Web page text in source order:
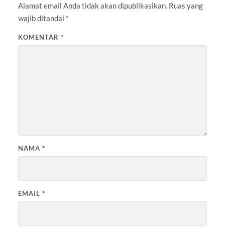
Alamat email Anda tidak akan dipublikasikan. Ruas yang
wajib ditandai *
KOMENTAR *
NAMA *
EMAIL *